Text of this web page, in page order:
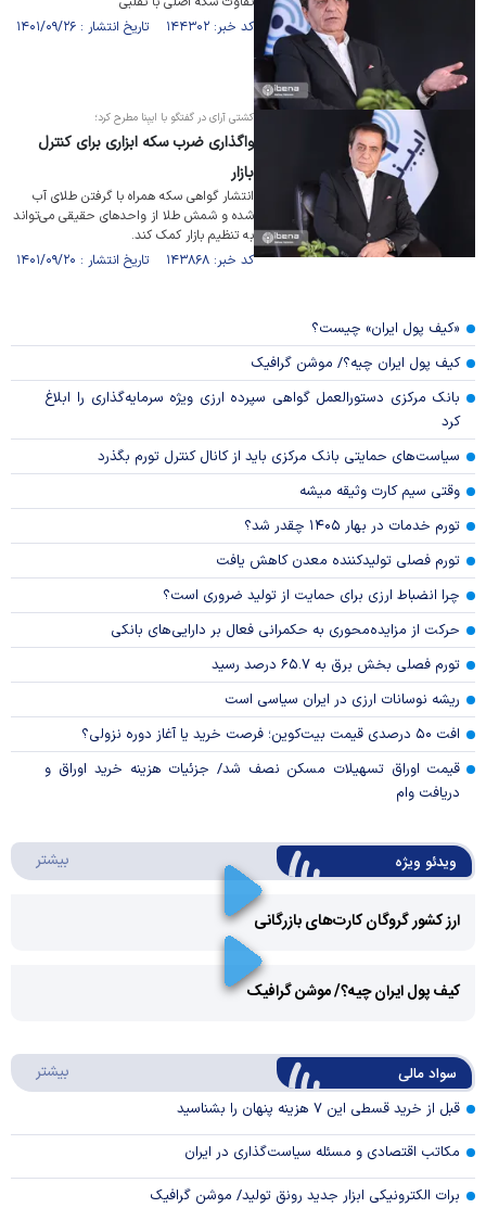
کد خبر: ۱۴۴۳۰۲ تاریخ انتشار : ۱۴۰۱/۰۹/۲۶
کشتی آرای در گفتگو با ایبِنا مطرح کرد؛
واگذاری ضرب سکه ابزاری برای کنترل
بازار
انتشار گواهی سکه همراه با گرفتن طلای آب
شده و شمش طلا از واحد‌های حقیقی می‌تواند
به تنظیم بازار کمک کند.
کد خبر: ۱۴۳۸۶۸ تاریخ انتشار : ۱۴۰۱/۰۹/۲۰
«کیف پول ایران» چیست؟
کیف پول ایران چیه؟/ موشن گرافیک
بانک مرکزی دستورالعمل گواهی سپرده ارزی ویژه سرمایه‌گذاری را ابلاغ
کرد
سیاست‌های حمایتی بانک مرکزی باید از کانال کنترل تورم بگذرد
وقتی سیم کارت وثیقه میشه
تورم خدمات در بهار ۱۴۰۵ چقدر شد؟
تورم فصلی تولیدکننده معدن کاهش یافت
چرا انضباط ارزی برای حمایت از تولید ضروری است؟
حرکت از مزایده‌محوری به حکمرانی فعال بر دارایی‌های بانکی
تورم فصلی بخش برق به ۶۵.۷ درصد رسید
ریشه نوسانات ارزی در ایران سیاسی است
افت ۵۰ درصدی قیمت بیت‌کوین؛ فرصت خرید یا آغاز دوره نزولی؟
قیمت اوراق تسهیلات مسکن نصف شد/ جزئیات هزینه خرید اوراق و
دریافت وام
ویدئو ویژه بیشتر
ارز کشور گروگان کارت‌های بازرگانی
Video
کیف پول ایران چیه؟/ موشن گرافیک
سواد مالی بیشتر
قبل از خرید قسطی این ۷ هزینه پنهان را بشناسید
مکاتب اقتصادی و مسئله سیاست‌گذاری در ایران
برات الکترونیکی ابزار جدید رونق تولید/ موشن گرافیک